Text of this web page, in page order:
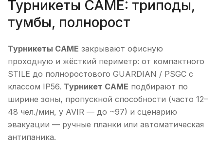
Турникеты CAME: триподы,
тумбы, полнорост
Турникеты CAME закрывают офисную
проходную и жёсткий периметр: от компактного
STILE до полноростового GUARDIAN / PSGC с
классом IP56. Турникет CAME подбирают по
ширине зоны, пропускной способности (часто 12–
48 чел./мин, у AVIR — до ~97) и сценарию
эвакуации — ручные планки или автоматическая
антипаника.